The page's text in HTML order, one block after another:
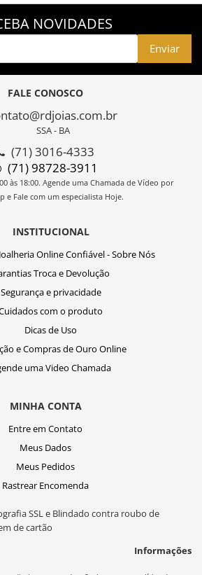
NOVIDADES
Enviar
INSTITUCIONAL
Online Confiável - Sobre Nós
Troca e Devolução
Segurança e privacidade
com o produto
Dicas de Uso
e Compras de Ouro Online
uma Video Chamada
MINHA CONTA
Entre em Contato
Meus Dados
Meus Pedidos
Rastrear Encomenda
FALE CONOSCO
SSA - BA
(71) 3016-4333
(71) 98728-3911
às 18:00. Agende uma Chamada de Vídeo por
e Fale com um especialista Hoje.
SSL e Blindado contra roubo de
de cartão
Informações